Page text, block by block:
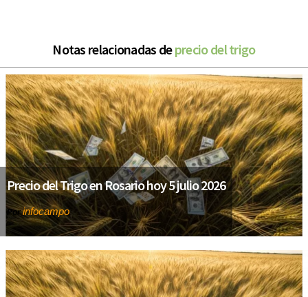
Notas relacionadas deprecio del trigo
Precio del Trigo en Rosario hoy 5 julio 2026
Porinfocampo